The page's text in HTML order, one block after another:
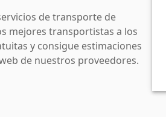
de transporte de
mejores transportistas a los
y consigue estimaciones
de nuestros proveedores.